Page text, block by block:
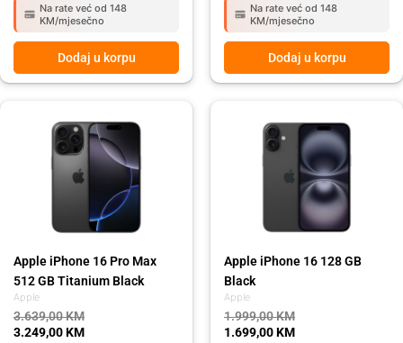
Na rate već od 148
KM/mjesečno
Dodaj u korpu
Na rate već od 148
KM/mjesečno
Dodaj u korpu
Apple
Apple iPhone 16 Pro Max
512 GB Titanium Black
3.639,00KM
3.639,00 KM.
3.249,00KM
3.249,00 KM.
Apple
Apple iPhone 16 128 GB
Black
1.999,00KM
1.999,00 KM.
1.699,00KM
1.699,00 KM.